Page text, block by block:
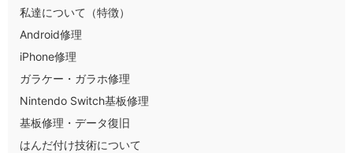
私達について（特徴）
Android修理
iPhone修理
ガラケー・ガラホ修理
Nintendo Switch基板修理
基板修理・データ復旧
はんだ付け技術について